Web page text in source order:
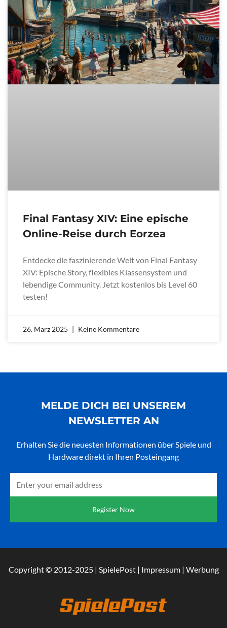
Final Fantasy XIV: Eine epische
Online-Reise durch Eorzea
Entdecke die faszinierende Welt von Final Fantasy
XIV: Epische Story, flexibles Klassensystem und
lebendige Community. Jetzt kostenlos bis Level 60
testen!
26. März 2025 Keine Kommentare
MELDE DICH BEI UNSEREM
NEWSLETTER AN
Erhalten Sie die neuesten Informationen über Spiele und
Hardware direkt in Ihren Posteingang
Register Now
Copyright © 2012-2025 | SpielePost | Impressum | Werbung